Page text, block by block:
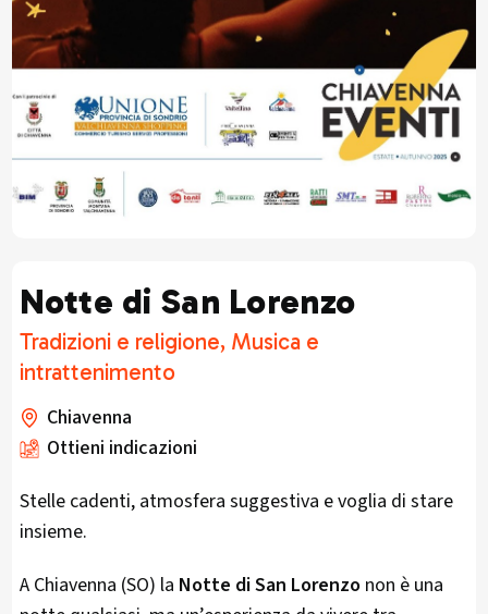
Notte di San Lorenzo
Tradizioni e religione, Musica e
intrattenimento
Chiavenna
Ottieni indicazioni
Stelle cadenti, atmosfera suggestiva e voglia di stare
insieme.
A Chiavenna (SO) la Notte di San Lorenzo non è una